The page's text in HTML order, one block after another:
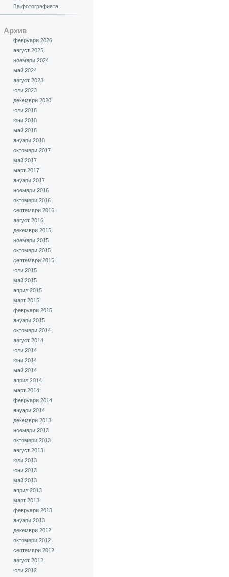
За фотографията
Архив
февруари 2026
август 2025
ноември 2024
май 2024
август 2023
юли 2023
декември 2020
юли 2018
юни 2018
май 2018
януари 2018
октомври 2017
май 2017
март 2017
януари 2017
ноември 2016
октомври 2016
септември 2016
август 2016
декември 2015
ноември 2015
октомври 2015
септември 2015
юли 2015
май 2015
април 2015
март 2015
февруари 2015
януари 2015
октомври 2014
август 2014
юли 2014
юни 2014
май 2014
април 2014
март 2014
февруари 2014
януари 2014
декември 2013
ноември 2013
октомври 2013
август 2013
юли 2013
юни 2013
май 2013
април 2013
март 2013
февруари 2013
януари 2013
декември 2012
октомври 2012
септември 2012
август 2012
юли 2012